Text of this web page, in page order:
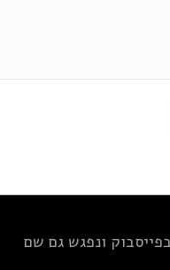
ונפגש גם שם